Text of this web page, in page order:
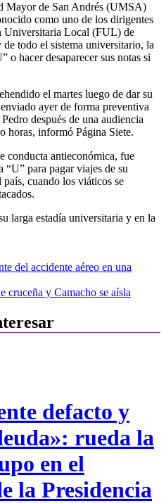
Mayor de San Andrés (UMSA)
como uno de los dirigentes
Universitaria Local (FUL) de
todo el sistema universitario, la
o hacer desaparecer sus notas si
el martes luego de dar su
ayer de forma preventiva
después de una audiencia
horas, informó Página Siete.
conducta antieconómica, fue
para pagar viajes de su
cuando los viáticos se
larga estadía universitaria y en la
del accidente aéreo en una
cruceña y Camacho se aísla
defacto y
rueda la
en el
la Presidencia